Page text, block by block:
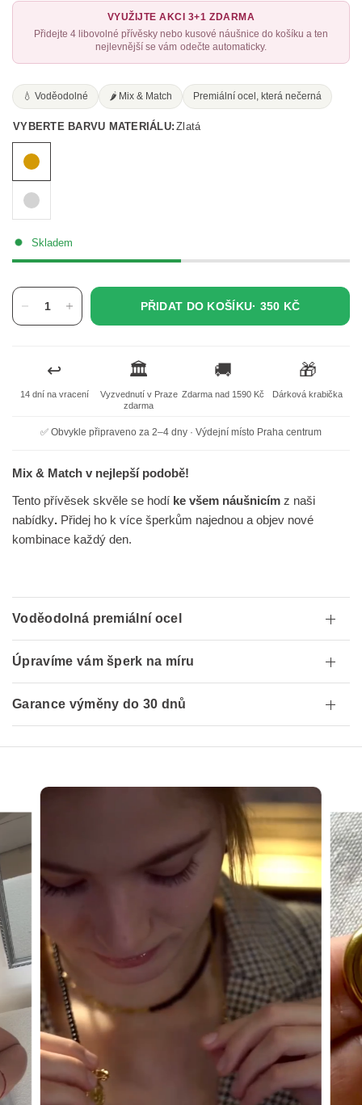
VYUŽIJTE AKCI 3+1 ZDARMA
Přidejte 4 libovolné přívěsky nebo kusové náušnice do košíku a ten
nejlevnější se vám odečte automaticky.
💧 Voděodolné 🌶️ Mix & Match Premiální ocel, která nečerná
VYBERTE BARVU MATERIÁLU: Zlatá
Skladem
PŘIDAT DO KOŠÍKU· 350 KČ
↩️
14 dní na vracení
🏛️
Vyzvednutí v Praze
zdarma
🚚
Zdarma nad 1590 Kč
🎁
Dárková krabička
✅ Obvykle připraveno za 2–4 dny · Výdejní místo Praha centrum
Mix & Match v nejlepší podobě!
Tento přívěsek skvěle se hodí ke všem náušnicímz naši
nabídky. Přidej ho k více šperkům najednou a objev nové
kombinace každý den.
Voděodolná premiální ocel
Úpravíme vám šperk na míru
Garance výměny do 30 dnů